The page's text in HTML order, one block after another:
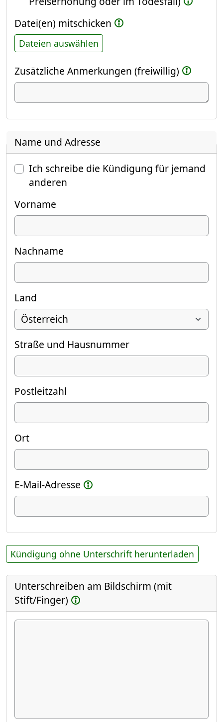
Datei(en) mitschicken
Dateien auswählen
Zusätzliche Anmerkungen (freiwillig)
Name und Adresse
Ich schreibe die Kündigung für jemand
anderen
Vorname
Nachname
Land
Straße und Hausnummer
Postleitzahl
Ort
E-Mail-Adresse
Kündigung ohne Unterschrift herunterladen
Unterschreiben am Bildschirm (mit
Stift/Finger)